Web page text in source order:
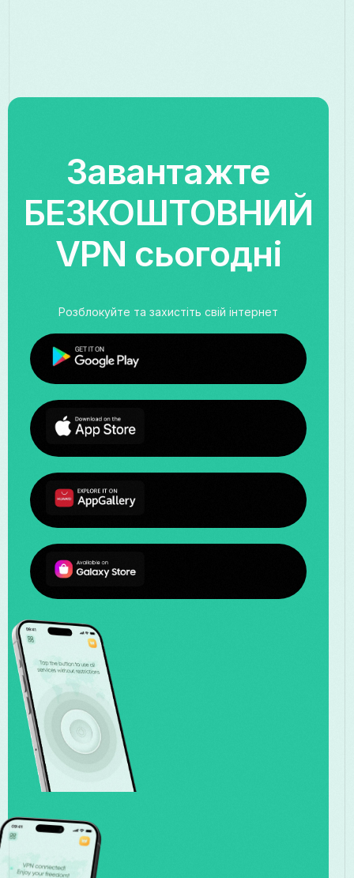
Завантажте
БЕЗКОШТОВНИЙ
VPN сьогодні
Розблокуйте та захистіть свій інтернет